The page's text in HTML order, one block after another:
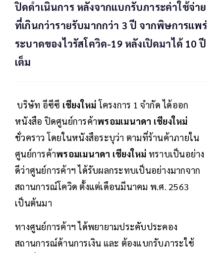
ปิดดำเนินการ หลังจากแบกรับภาระค่าใช้จ่าย
ที่เกินกว่ารายรับมากกว่า 3 ปี จากพิษการแพร่
ระบาดของไวรัสโควิด-19 หลังเปิดมาได้ 10 ปี
เต็ม
บริษัท อีซีซี เชียงใหม่โครงการ 1 จำกัด ได้ออก
หนังสือ ปิดศูนย์การค้าพรอมเมนาดา เชียงใหม่
ชั่วคราว โดยในหนังสือระบุว่า ตามที่ร้านค้าภายใน
ศูนย์การค้าพรอมเมนาดา เชียงใหม่ ทราบเป็นอย่าง
ดีว่าศูนย์การค้าฯ ได้รับผลกระทบเป็นอย่างมากจาก
สถานการณ์โควิด ตั้งแต่เดือนมีนาคม พ.ศ. 2563
เป็นต้นมา
ทางศูนย์การค้าฯ ได้พยายามประคับประคอง
สถานการณ์ด้านการเงิน และ ต้องแบกรับภาระใช้